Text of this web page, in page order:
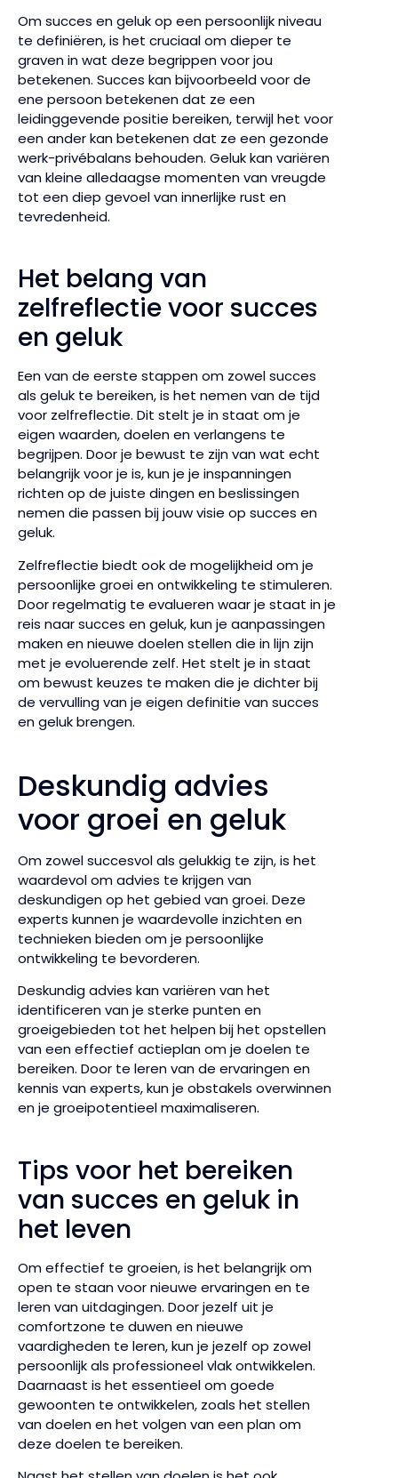
Om succes en geluk op een persoonlijk niveau
te definiëren, is het cruciaal om dieper te
graven in wat deze begrippen voor jou
betekenen. Succes kan bijvoorbeeld voor de
ene persoon betekenen dat ze een
leidinggevende positie bereiken, terwijl het voor
een ander kan betekenen dat ze een gezonde
werk-privébalans behouden. Geluk kan variëren
van kleine alledaagse momenten van vreugde
tot een diep gevoel van innerlijke rust en
tevredenheid.
Het belang van
zelfreflectie voor succes
en geluk
Een van de eerste stappen om zowel succes
als geluk te bereiken, is het nemen van de tijd
voor zelfreflectie. Dit stelt je in staat om je
eigen waarden, doelen en verlangens te
begrijpen. Door je bewust te zijn van wat echt
belangrijk voor je is, kun je je inspanningen
richten op de juiste dingen en beslissingen
nemen die passen bij jouw visie op succes en
geluk.
Zelfreflectie biedt ook de mogelijkheid om je
persoonlijke groei en ontwikkeling te stimuleren.
Door regelmatig te evalueren waar je staat in je
reis naar succes en geluk, kun je aanpassingen
maken en nieuwe doelen stellen die in lijn zijn
met je evoluerende zelf. Het stelt je in staat
om bewust keuzes te maken die je dichter bij
de vervulling van je eigen definitie van succes
en geluk brengen.
Deskundig advies
voor groei en geluk
Om zowel succesvol als gelukkig te zijn, is het
waardevol om advies te krijgen van
deskundigen op het gebied van groei. Deze
experts kunnen je waardevolle inzichten en
technieken bieden om je persoonlijke
ontwikkeling te bevorderen.
Deskundig advies kan variëren van het
identificeren van je sterke punten en
groeigebieden tot het helpen bij het opstellen
van een effectief actieplan om je doelen te
bereiken. Door te leren van de ervaringen en
kennis van experts, kun je obstakels overwinnen
en je groeipotentieel maximaliseren.
Tips voor het bereiken
van succes en geluk in
het leven
Om effectief te groeien, is het belangrijk om
open te staan voor nieuwe ervaringen en te
leren van uitdagingen. Door jezelf uit je
comfortzone te duwen en nieuwe
vaardigheden te leren, kun je jezelf op zowel
persoonlijk als professioneel vlak ontwikkelen.
Daarnaast is het essentieel om goede
gewoonten te ontwikkelen, zoals het stellen
van doelen en het volgen van een plan om
deze doelen te bereiken.